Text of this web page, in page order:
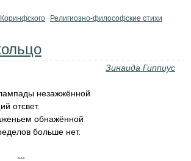
Религиозно-философские стихи
Зинаида Гиппиус
незажжённой
отсвет.
обнажённой
больше нет.